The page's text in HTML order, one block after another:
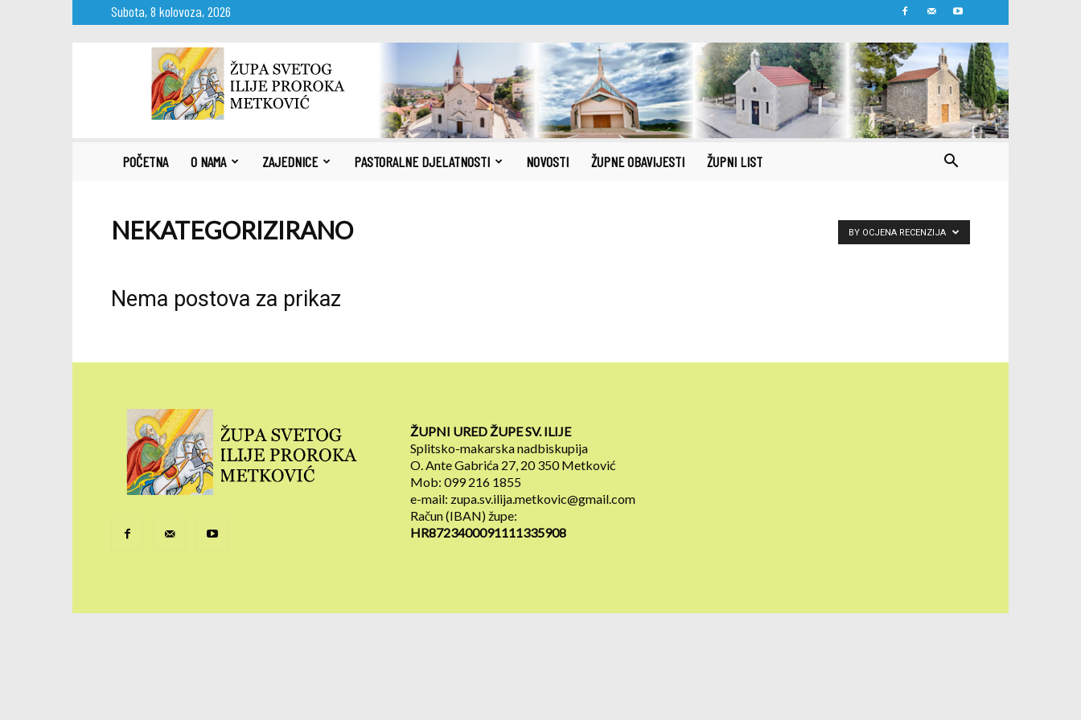
Subota, 8 kolovoza, 2026
Župa
sv.
Ilije
proroka
Metković
POČETNA O NAMA ZAJEDNICE PASTORALNE DJELATNOSTI NOVOSTI ŽUPNE OBAVIJESTI ŽUPNI LIST
NEKATEGORIZIRANO BY OCJENA RECENZIJA
Nema postova za prikaz
ŽUPNI URED ŽUPE SV. ILIJE
Splitsko-makarska nadbiskupija
O. Ante Gabrića 27, 20 350 Metković
Mob: 099 216 1855
e-mail: zupa.sv.ilija.metkovic@gmail.com
Račun (IBAN) župe:
HR8723400091111335908